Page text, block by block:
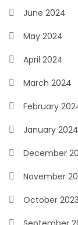
June 2024
May 2024
April 2024
March 2024
February
January 2024
December
November
October 2023